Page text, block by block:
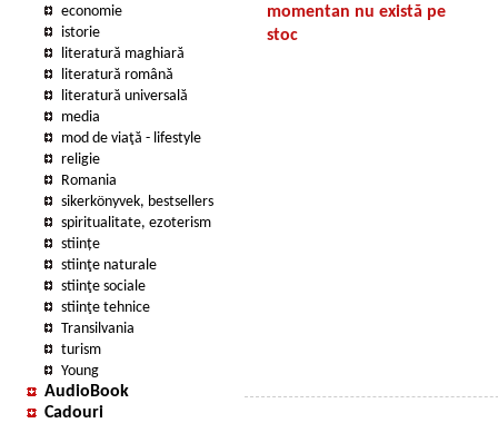
economie
istorie
literatură maghiară
literatură română
literatură universală
media
mod de viaţă - lifestyle
religie
Romania
sikerkönyvek, bestsellers
spiritualitate, ezoterism
stiințe
stiinţe naturale
stiinţe sociale
stiinţe tehnice
Transilvania
turism
Young
AudioBook
Cadouri
momentan nu există pe
stoc